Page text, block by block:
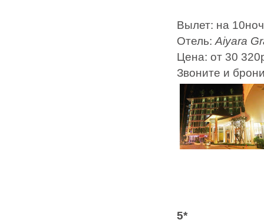
Вылет: на
Отель: Aiyara
Цена: от 30
Звоните и
5*